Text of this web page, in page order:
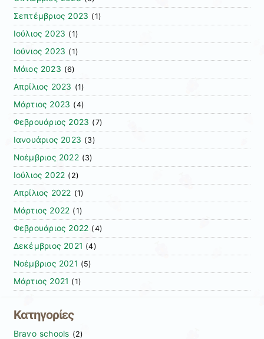
Σεπτέμβριος 2023 (1)
Ιούλιος 2023 (1)
Ιούνιος 2023 (1)
Μάιος 2023 (6)
Απρίλιος 2023 (1)
Μάρτιος 2023 (4)
Φεβρουάριος 2023 (7)
Ιανουάριος 2023 (3)
Νοέμβριος 2022(3)
Ιούλιος 2022 (2)
Απρίλιος 2022 (1)
Μάρτιος 2022 (1)
Φεβρουάριος 2022 (4)
Δεκέμβριος 2021 (4)
Νοέμβριος 2021 (5)
Μάρτιος 2021 (1)
Κατηγορίες
Bravo schools (2)